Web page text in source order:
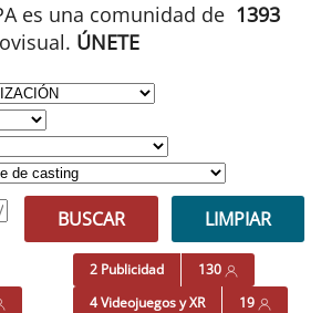
es una comunidad de 1393
ÚNETE
BUSCAR
LIMPIAR
2 Publicidad
130
4 Videojuegos y XR
19